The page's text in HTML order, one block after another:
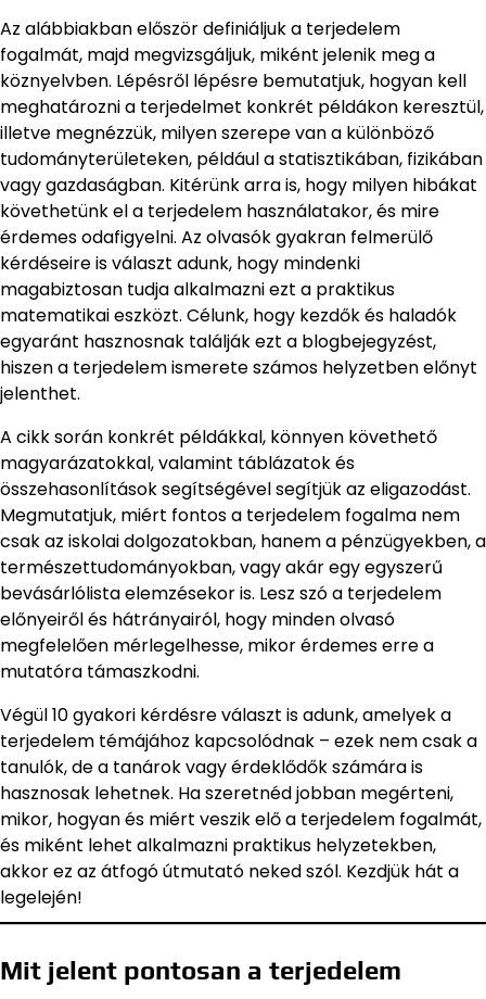
Az alábbiakban először definiáljuk a terjedelem
fogalmát, majd megvizsgáljuk, miként jelenik meg a
köznyelvben. Lépésről lépésre bemutatjuk, hogyan kell
meghatározni a terjedelmet konkrét példákon keresztül,
illetve megnézzük, milyen szerepe van a különböző
tudományterületeken, például a statisztikában, fizikában
vagy gazdaságban. Kitérünk arra is, hogy milyen hibákat
követhetünk el a terjedelem használatakor, és mire
érdemes odafigyelni. Az olvasók gyakran felmerülő
kérdéseire is választ adunk, hogy mindenki
magabiztosan tudja alkalmazni ezt a praktikus
matematikai eszközt. Célunk, hogy kezdők és haladók
egyaránt hasznosnak találják ezt a blogbejegyzést,
hiszen a terjedelem ismerete számos helyzetben előnyt
jelenthet.
A cikk során konkrét példákkal, könnyen követhető
magyarázatokkal, valamint táblázatok és
összehasonlítások segítségével segítjük az eligazodást.
Megmutatjuk, miért fontos a terjedelem fogalma nem
csak az iskolai dolgozatokban, hanem a pénzügyekben, a
természettudományokban, vagy akár egy egyszerű
bevásárlólista elemzésekor is. Lesz szó a terjedelem
előnyeiről és hátrányairól, hogy minden olvasó
megfelelően mérlegelhesse, mikor érdemes erre a
mutatóra támaszkodni.
Végül 10 gyakori kérdésre választ is adunk, amelyek a
terjedelem témájához kapcsolódnak – ezek nem csak a
tanulók, de a tanárok vagy érdeklődők számára is
hasznosak lehetnek. Ha szeretnéd jobban megérteni,
mikor, hogyan és miért veszik elő a terjedelem fogalmát,
és miként lehet alkalmazni praktikus helyzetekben,
akkor ez az átfogó útmutató neked szól. Kezdjük hát a
legelején!
Mit jelent pontosan a terjedelem